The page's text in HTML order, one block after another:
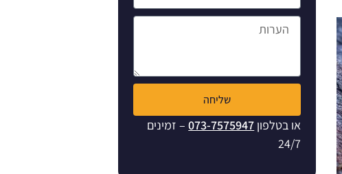
שליחה
או בטלפון 073-7575947– זמינים
24/7